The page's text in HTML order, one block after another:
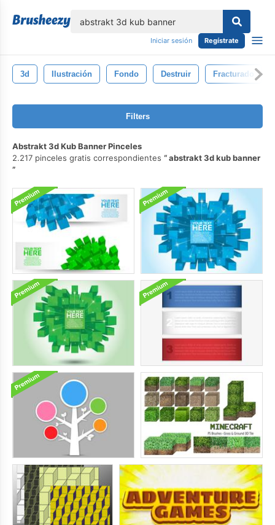
Iniciar sesión Regístrate
3d Ilustración Fondo Destruir Fracturado
Filters
Abstrakt 3d Kub Banner Pinceles
2.217 pinceles gratis correspondientes
abstrakt 3d kub banner